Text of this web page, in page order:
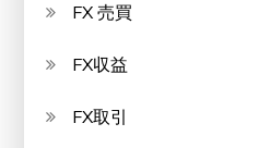
FX 売買
FX収益
FX取引